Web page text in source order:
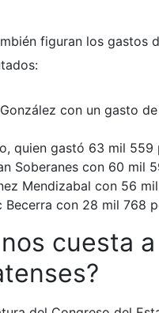
figuran los gastos
con un gasto
quien gastó 63 mil 559
Soberanes con 60 mil
Mendizabal con 56
Becerra con 28 mil 768
cuesta